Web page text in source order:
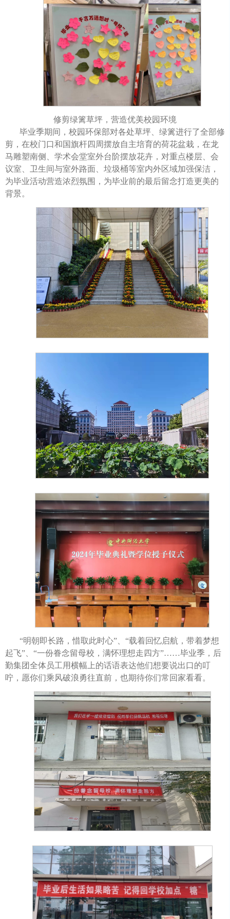
修剪绿篱草坪，营造优美校园环境
毕业季期间，校园环保部对各处草坪、绿篱进行了全部修
剪，在校门口和国旗杆四周摆放自主培育的荷花盆栽，在龙
马雕塑南侧、学术会堂室外台阶摆放花卉，对重点楼层、会
议室、卫生间与室外路面、垃圾桶等室内外区域加强保洁，
为毕业活动营造浓烈氛围，为毕业前的最后留念打造更美的
背景。
“明朝即长路，惜取此时心”、“载着回忆启航，带着梦想
起飞”、“一份眷念留母校，满怀理想走四方”……毕业季，后
勤集团全体员工用横幅上的话语表达他们想要说出口的叮
咛，愿你们乘风破浪勇往直前，也期待你们常回家看看。